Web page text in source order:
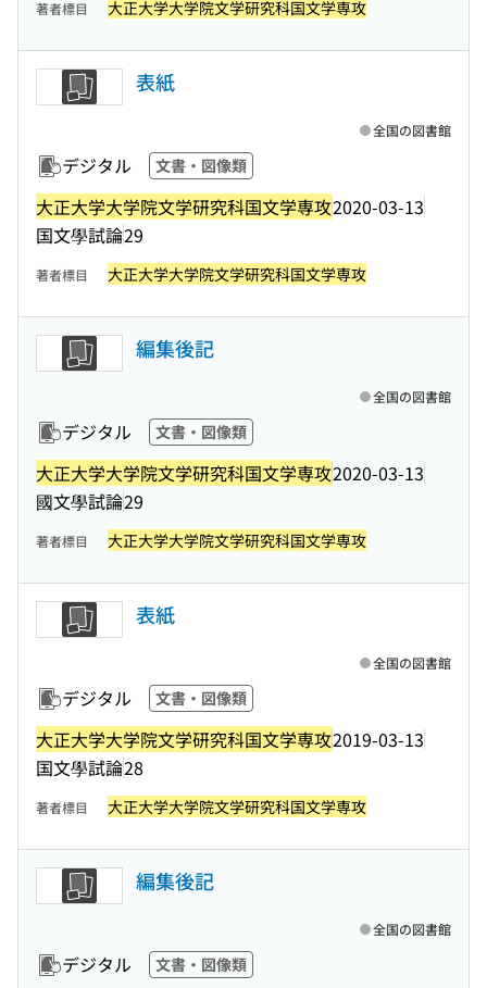
著者標目 大正大学大学院文学研究科国文学専攻
表紙
デジタル 文書・図像類
大正大学大学院文学研究科国文学専攻2020-03-13
国文學試論29
全国の図書館
著者標目 大正大学大学院文学研究科国文学専攻
編集後記
デジタル 文書・図像類
大正大学大学院文学研究科国文学専攻2020-03-13
國文學試論29
全国の図書館
著者標目 大正大学大学院文学研究科国文学専攻
表紙
デジタル 文書・図像類
大正大学大学院文学研究科国文学専攻2019-03-13
国文學試論28
全国の図書館
著者標目 大正大学大学院文学研究科国文学専攻
編集後記
デジタル 文書・図像類
全国の図書館